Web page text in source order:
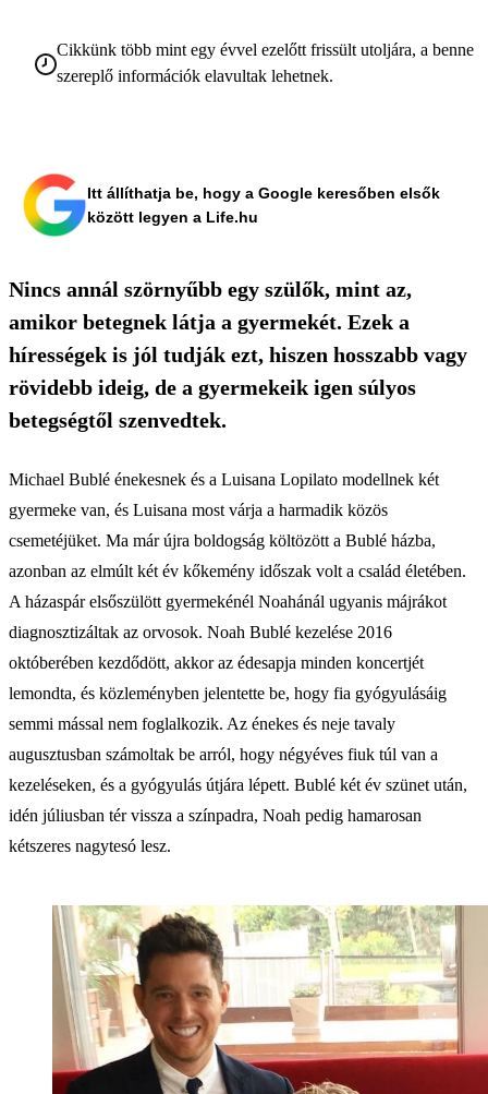
Cikkünk több mint egy évvel ezelőtt frissült utoljára, a benne
szereplő információk elavultak lehetnek.
Itt állíthatja be, hogy a Google keresőben elsők
között legyen a Life.hu
Nincs annál szörnyűbb egy szülők, mint az,
amikor betegnek látja a gyermekét. Ezek a
hírességek is jól tudják ezt, hiszen hosszabb vagy
rövidebb ideig, de a gyermekeik igen súlyos
betegségtől szenvedtek.
Michael Bublé énekesnek és a Luisana Lopilato modellnek két
gyermeke van, és Luisana most várja a harmadik közös
csemetéjüket. Ma már újra boldogság költözött a Bublé házba,
azonban az elmúlt két év kőkemény időszak volt a család életében.
A házaspár elsőszülött gyermekénél Noahánál ugyanis májrákot
diagnosztizáltak az orvosok. Noah Bublé kezelése 2016
októberében kezdődött, akkor az édesapja minden koncertjét
lemondta, és közleményben jelentette be, hogy fia gyógyulásáig
semmi mással nem foglalkozik. Az énekes és neje tavaly
augusztusban számoltak be arról, hogy négyéves fiuk túl van a
kezeléseken, és a gyógyulás útjára lépett. Bublé két év szünet után,
idén júliusban tér vissza a színpadra, Noah pedig hamarosan
kétszeres nagytesó lesz.